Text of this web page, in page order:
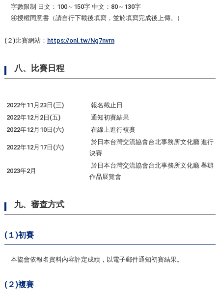
字數限制 日文：100～150字 中文：80～130字
④授權同意書（請自行下載後填寫，並於填寫完成後上傳。）
(２)比賽網站： https://onl.tw/Ng7nvrn
八、比賽日程
2022年11月23日(三)
報名截止日
2022年12月2日(五)
通知初賽結果
2022年12月10日(六)
在線上進行複賽
2022年12月17日(六)
於日本台灣交流協會台北事務所文化廳 進行
決賽
2023年2月
於日本台灣交流協會台北事務所文化廳 舉辦
作品展覽會
九、審查方式
(１)初賽
本協會依報名資料內容評定成績，以電子郵件通知初賽結果。
(２)複賽